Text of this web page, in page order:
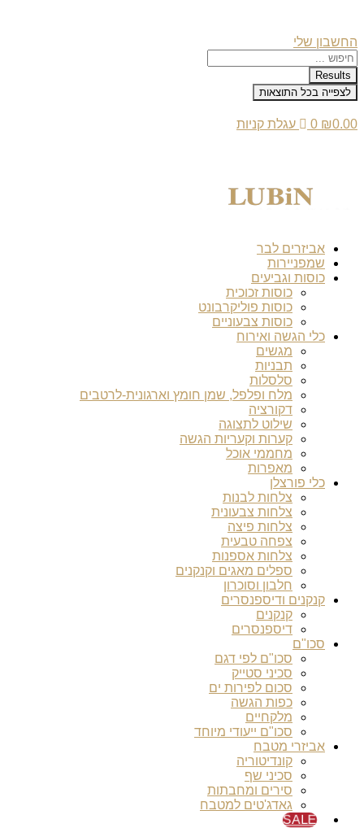
החשבון שלי
Search
...
Results
לצפייה בכל התוצאות
₪0.00
0 עגלת קניות
אביזרים לבר
שמפניירות
כוסות וגביעים
כוסות זכוכית
כוסות פוליקרבונט
כוסות צבעוניים
כלי הגשה ואירוח
מגשים
תבניות
סלסלות
מלח ופלפל, שמן חומץ וארגונית-לרטבים
דקורציה
שילוט לתצוגה
קערות וקעריות הגשה
מחממי אוכל
מאפרות
כלי פורצלן
צלחות לבנות
צלחות צבעונית
צלחות פיצה
צפחה טבעית
צלחות אספנות
ספלים מאגים וקנקנים
חלבון וסוכרון
קנקנים ודיספנסרים
קנקנים
דיספנסרים
סכו"ם
סכו"ם לפי דגם
סכיני סטייק
סכום לפירות ים
כפות הגשה
מלקחיים
סכו"ם ייעודי מיוחד
אביזרי מטבח
קונדיטוריה
סכיני שף
סירים ומחבתות
גאדג'טים למטבח
SALE